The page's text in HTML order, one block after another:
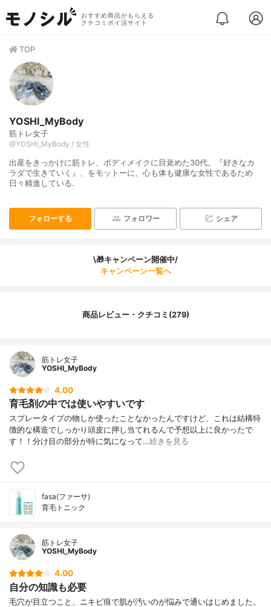
おすすめ商品がもらえる
クチコミポイ活サイト
TOP
YOSHI_MyBody
筋トレ女子
@YOSHI_MyBody / 女性
出産をきっかけに筋トレ、ボディメイクに目覚めた30代。『好きなカ
ラダで生きていく』、をモットーに、心も体も健康な女性であるため
日々精進している.
フォローする フォロワー シェア
\🎁キャンペーン開催中/
キャンペーン一覧へ
商品レビュー・クチコミ(279)
筋トレ女子
YOSHI_MyBody
4.00
育毛剤の中では使いやすいです
スプレータイプの物しか使ったことなかったんですけど、これは結構特
徴的な構造でしっかり頭皮に押し当てれるんで予想以上に良かったで
す！！分け目の部分が特に気になって…続きを見る
fasa(ファーサ)
育毛トニック
筋トレ女子
YOSHI_MyBody
4.00
自分の知識も必要
毛穴が目立つこと、ニキビ痕で肌が汚いのが悩みで通いはじめました。